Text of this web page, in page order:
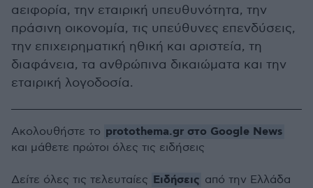
αειφορία, την εταιρική υπευθυνότητα, την
πράσινη οικονομία, τις υπεύθυνες επενδύσεις,
την επιχειρηματική ηθική και αριστεία, τη
διαφάνεια, τα ανθρώπινα δικαιώματα και την
εταιρική λογοδοσία.
Ακολουθήστε το protothema.gr στο Google News
και μάθετε πρώτοι όλες τις ειδήσεις
Δείτε όλες τις τελευταίες Ειδήσεις από την Ελλάδα